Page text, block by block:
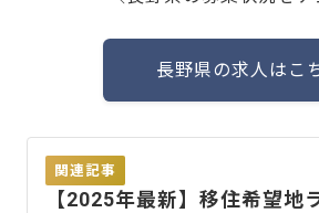
長野県の求人はこ
関連記事
【2025年最新】移住希望地